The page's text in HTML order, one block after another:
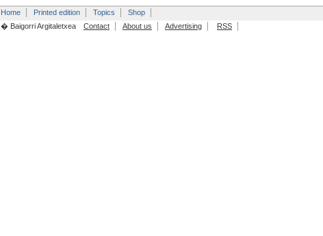
Home Printed edition Topics
Shop
� Baigorri Argitaletxea
Contact About us Advertising RSS